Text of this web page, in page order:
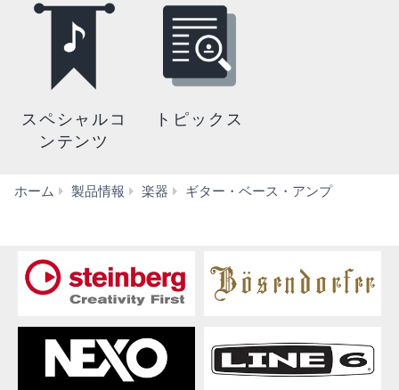
スペシャルコ
ンテンツ
トピックス
ホーム 製品情報 楽器 ギター・ベース・アンプ
ィ
タ
ー